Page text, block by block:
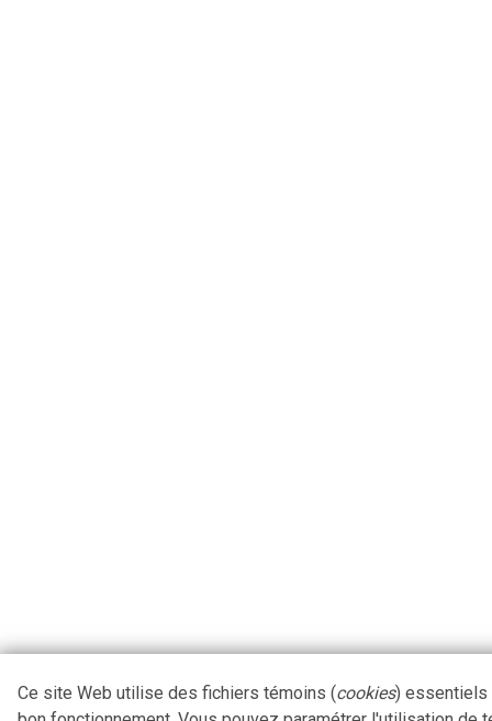
Ce site Web utilise des fichiers témoins (cookies) essentiels